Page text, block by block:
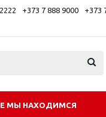
+373 7 888 9000 +373
МЫ НАХОДИМСЯ